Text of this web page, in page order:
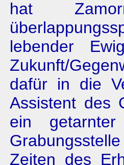
hat
lebender
Zukunft/
dafür in die
Assistent des
ein
Zeiten des